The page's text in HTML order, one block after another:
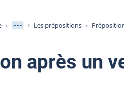
Afficher les niveaux
Les prépositions
après un